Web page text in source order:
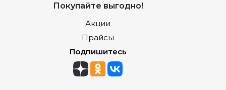
Покупайте выгодно!
Акции
Прайсы
Подпишитесь